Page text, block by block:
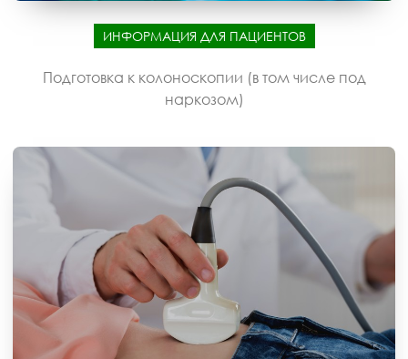
ИНФОРМАЦИЯ ДЛЯ ПАЦИЕНТОВ
Подготовка к колоноскопии (в том числе под
наркозом)